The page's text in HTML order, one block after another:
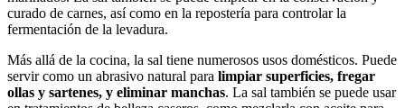
curado de carnes, así como en la repostería para controlar la
fermentación de la levadura.
Más allá de la cocina, la sal tiene numerosos usos domésticos. Puede
servir como un abrasivo natural para limpiar superficies, fregar
ollas y sartenes, y eliminar manchas. La sal también se puede usar